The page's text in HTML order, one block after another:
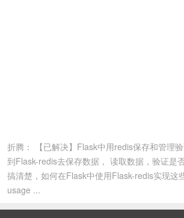
折腾： 【已解决】Flask中用redis保存和管理
到Flask-redis去保存数据， 读取数据，验证是
搞清楚，如何在Flask中使用Flask-redis实现这
usage ...